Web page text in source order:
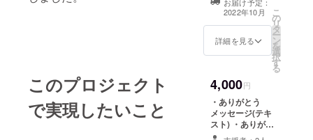
このプロジェクト
で実現したいこと
ビューショー
ケース 入場チ
ケット (概要欄に
VRChat ユー
ザーIDをご記入
ルトラデビュー
ショーケース エ
ンディングにて
お名前記載 (備考
・フルトラデ
ビューショー
ケース アーカイ
ブ映像 ・
VRChat用 フル
2022年10月
詳細を見る
こ
の
リ
タ
ー
ン
を
選
択
す
る
4,000円
・ありがとう
メッセージ(テキ
スト) ・ありがと
うメッセージ